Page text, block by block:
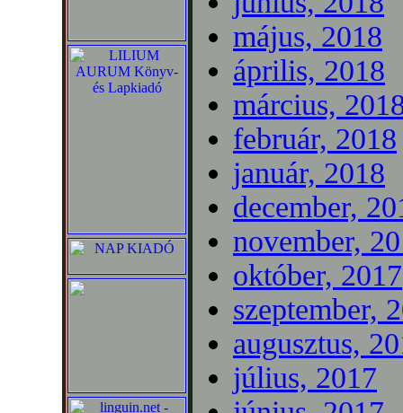
május, 2018
április, 2018
március,
február, 2018
január, 2018
december,
november,
október, 2017
szeptember,
augusztus,
július, 2017